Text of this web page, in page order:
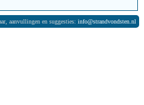
aanvullingen en suggesties: info@strandvondsten.nl